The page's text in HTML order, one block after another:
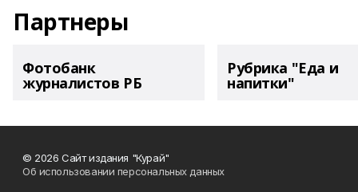
Партнеры
Фотобанк
журналистов РБ
Рубрика "Еда и
напитки"
© 2026 Сайт издания "Курай"
Об использовании персональных данных